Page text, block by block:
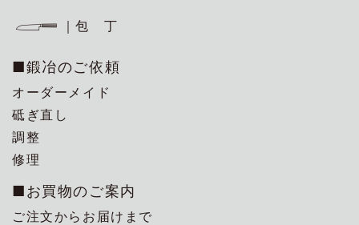
｜包 丁
■鍛冶のご依頼
オーダーメイド
砥ぎ直し
調整
修理
■お買物のご案内
ご注文からお届けまで